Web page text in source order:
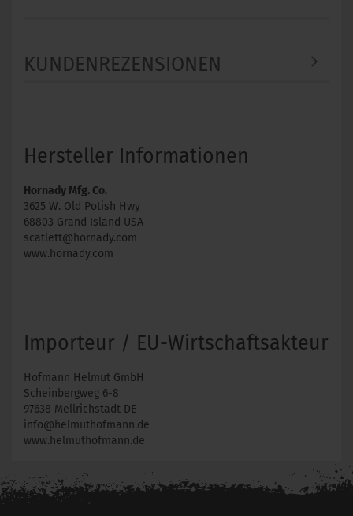
KUNDENREZENSIONEN
Hersteller Informationen
Hornady Mfg. Co.
3625 W. Old Potish Hwy
68803 Grand Island USA
scatlett@hornady.com
www.hornady.com
Importeur / EU-Wirtschaftsakteur
Hofmann Helmut GmbH
Scheinbergweg 6-8
97638 Mellrichstadt DE
info@helmuthofmann.de
www.helmuthofmann.de